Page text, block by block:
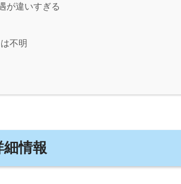
が違いすぎる
不明
細情報